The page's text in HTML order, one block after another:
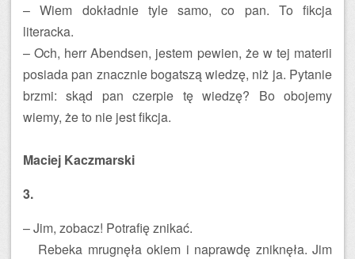
– Wiem dokładnie tyle samo, co pan. To fikcja
literacka.
– Och, herr Abendsen, jestem pewien, że w tej materii
posiada pan znacznie bogatszą wiedzę, niż ja. Pytanie
brzmi: skąd pan czerpie tę wiedzę? Bo obojemy
wiemy, że to nie jest fikcja.
Maciej Kaczmarski
3.
– Jim, zobacz! Potrafię znikać.
Rebeka mrugnęła okiem i naprawdę zniknęła. Jim